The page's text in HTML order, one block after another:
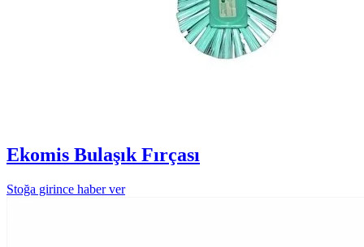
Ekomis Bulaşık Fırçası
Stoğa girince haber ver